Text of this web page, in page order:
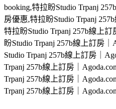
booking,特拉盼Studio Trpanj
房優惠,特拉盼Studio Trpanj
特拉盼Studio Trpanj 257b線上
盼Studio Trpanj 257b線上訂房
Studio Trpanj 257b線上訂房｜
Trpanj 257b線上訂房｜
Trpanj 257b線上訂房｜
Trpanj 257b線上訂房｜